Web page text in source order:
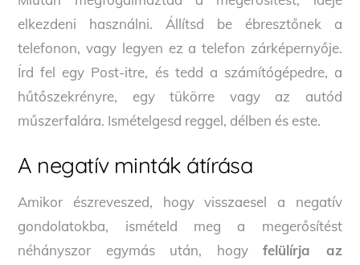
elkezdeni használni. Állítsd be ébresztőnek a
telefonon, vagy legyen ez a telefon zárképernyője.
Írd fel egy Post-itre, és tedd a számítógépedre, a
hűtőszekrényre, egy tükörre vagy az autód
műszerfalára. Ismételgesd reggel, délben és este.
A negatív minták átírása
Amikor észreveszed, hogy visszaesel a negatív
gondolatokba, ismételd meg a megerősítést
néhányszor egymás után, hogyfelülírja az